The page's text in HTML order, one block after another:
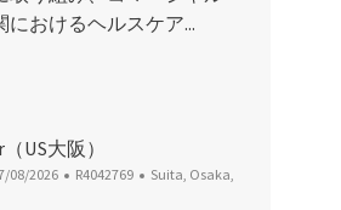
おけるヘルスケア...
Engineer (PCS大阪)
US大阪）
Date
08/2026 Job Id
R4042769 Location
Suita, Osaka,